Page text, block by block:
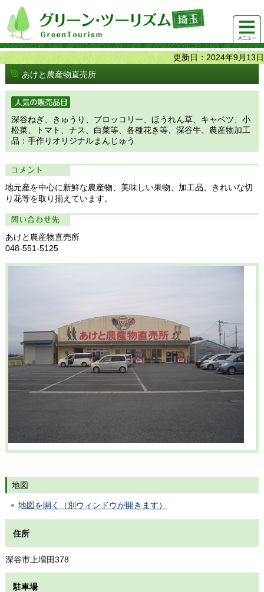
グリーンツーリズム埼玉 緑豊かな農山村で 楽しく！
美味しく！
メニュ
ー
更新日：2024年9月13日
あけと農産物直売所
人気の販売品目
深谷ねぎ、きゅうり、ブロッコリー、ほうれん草、キャベツ、小
松菜、トマト、ナス、白菜等、各種花き等、深谷牛、農産物加工
品：手作りオリジナルまんじゅう
コメント
地元産を中心に新鮮な農産物、美味しい果物、加工品、きれいな切
り花等を取り揃えています。
問い合わせ先
あけと農産物直売所
048-551-5125
地図
地図を開く（別ウィンドウが開きます）
住所
深谷市上増田378
駐車場